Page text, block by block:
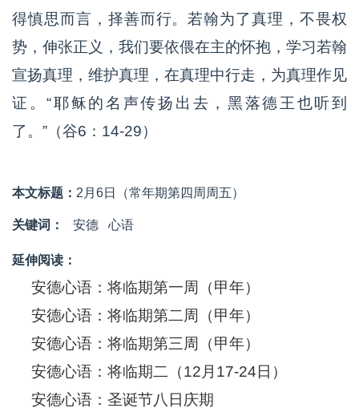
得慎思而言，择善而行。若翰为了真理，不畏权
势，伸张正义，我们要依偎在主的怀抱，学习若翰
宣扬真理，维护真理，在真理中行走，为真理作见
证。“耶稣的名声传扬出去，黑落德王也听到
了。”（谷6：14-29）
本文标题： 2月6日（常年期第四周周五）
关键词： 安德 心语
延伸阅读：
安德心语：将临期第一周（甲年）
安德心语：将临期第二周（甲年）
安德心语：将临期第三周（甲年）
安德心语：将临期二（12月17-24日）
安德心语：圣诞节八日庆期